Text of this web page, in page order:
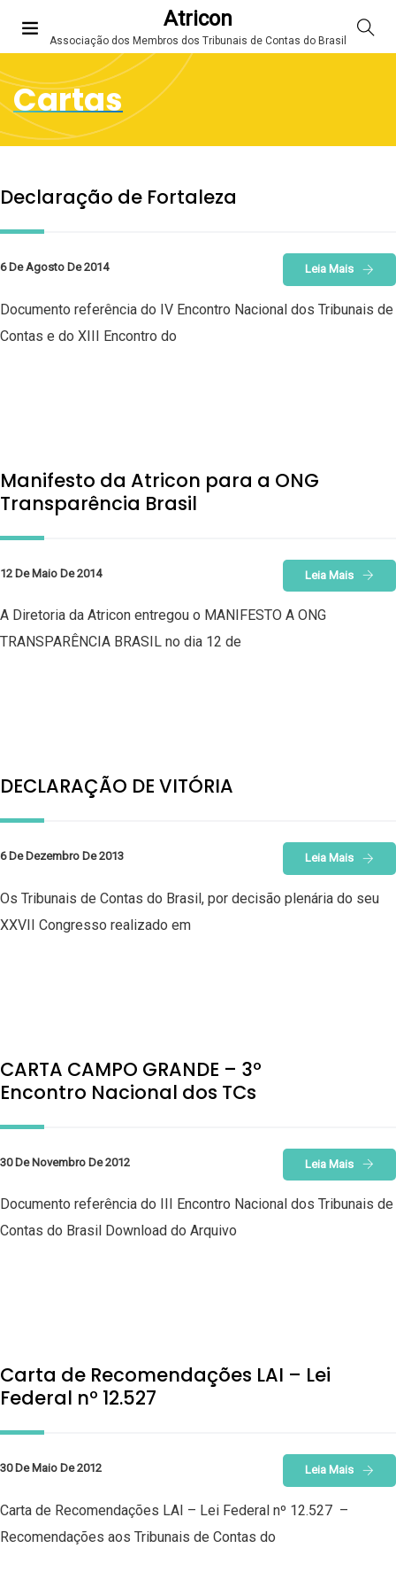
Atricon
Associação dos Membros dos Tribunais de Contas do Brasil
Cartas
Declaração de Fortaleza
6 De Agosto De 2014 Leia Mais
Documento referência do IV Encontro Nacional dos Tribunais de
Contas e do XIII Encontro do
Manifesto da Atricon para a ONG
Transparência Brasil
12 De Maio De 2014 Leia Mais
A Diretoria da Atricon entregou o MANIFESTO A ONG
TRANSPARÊNCIA BRASIL no dia 12 de
DECLARAÇÃO DE VITÓRIA
6 De Dezembro De 2013 Leia Mais
Os Tribunais de Contas do Brasil, por decisão plenária do seu
XXVII Congresso realizado em
CARTA CAMPO GRANDE – 3º
Encontro Nacional dos TCs
30 De Novembro De 2012 Leia Mais
Documento referência do III Encontro Nacional dos Tribunais de
Contas do Brasil Download do Arquivo
Carta de Recomendações LAI – Lei
Federal nº 12.527
30 De Maio De 2012 Leia Mais
Carta de Recomendações LAI – Lei Federal nº 12.527 –
Recomendações aos Tribunais de Contas do